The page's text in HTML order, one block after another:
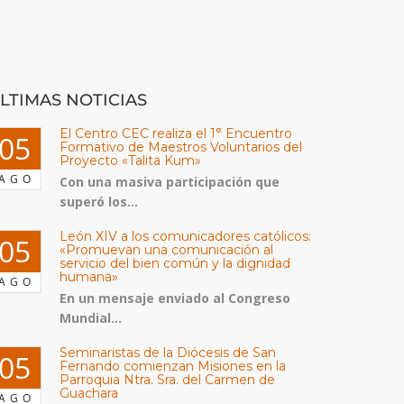
NOTICIAS
El Centro CEC realiza el 1° Encuentro
Formativo de Maestros Voluntarios del
Proyecto «Talita Kum»
Con una masiva participación que
superó los...
León XIV a los comunicadores católicos:
«Promuevan una comunicación al
servicio del bien común y la dignidad
humana»
En un mensaje enviado al Congreso
Mundial...
Seminaristas de la Diócesis de San
Fernando comienzan Misiones en la
Parroquia Ntra. Sra. del Carmen de
Guachara